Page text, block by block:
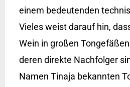
einem bedeutenden
Vieles weist darauf hin,
Wein in großen
deren direkte Nachfolger
Namen Tinaja bekannten